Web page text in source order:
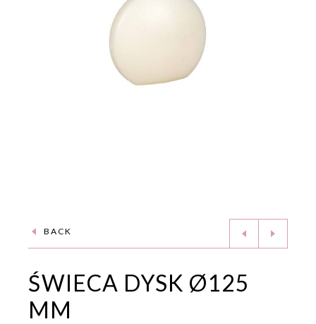
BACK
ŚWIECA DYSK Ø125
MM